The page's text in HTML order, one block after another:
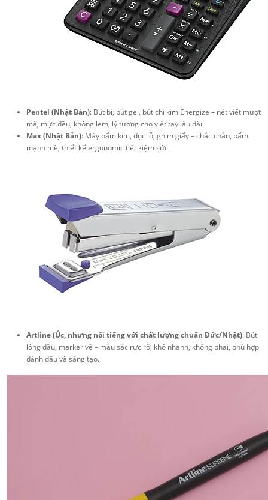
Pentel (Nhật Bản): Bút bi, bút gel, bút chì kim Energize – nét viết mượt
mà, mực đều, không lem, lý tưởng cho viết tay lâu dài.
Max (Nhật Bản): Máy bấm kim, đục lỗ, ghim giấy – chắc chắn, bấm
mạnh mẽ, thiết kế ergonomic tiết kiệm sức.
Artline (Úc, nhưng nổi tiếng với chất lượng chuẩn Đức/Nhật): Bút
lông dầu, marker vẽ – màu sắc rực rỡ, khô nhanh, không phai, phù hợp
đánh dấu và sáng tạo.